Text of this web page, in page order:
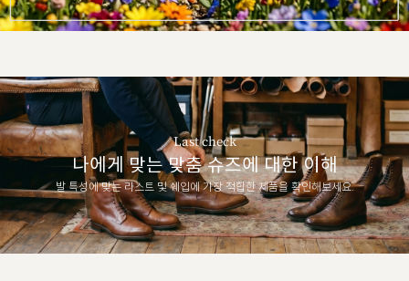
Last check
나에게 맞는 맞춤 슈즈에 대한 이해
발 특성에 맞는 라스트 및 쉐입에 가장 적합한 제품을 확인해보세요.